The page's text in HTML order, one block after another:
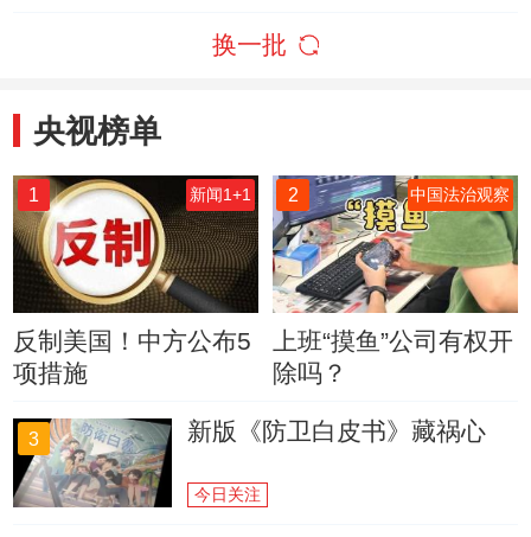
换一批
央视榜单
1 新闻1+1
反制美国！中方公布5
项措施
2 中国法治观察
上班“摸鱼”公司有权开
除吗？
3 新版《防卫白皮书》藏祸心
今日关注